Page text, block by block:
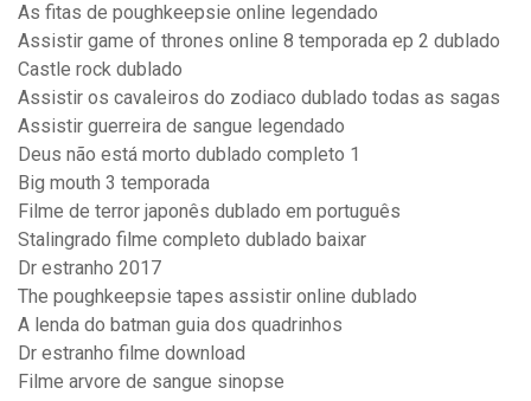
As fitas de poughkeepsie online legendado
Assistir game of thrones online 8 temporada ep 2 dublado
Castle rock dublado
Assistir os cavaleiros do zodiaco dublado todas as sagas
Assistir guerreira de sangue legendado
Deus não está morto dublado completo 1
Big mouth 3 temporada
Filme de terror japonês dublado em português
Stalingrado filme completo dublado baixar
Dr estranho 2017
The poughkeepsie tapes assistir online dublado
A lenda do batman guia dos quadrinhos
Dr estranho filme download
Filme arvore de sangue sinopse